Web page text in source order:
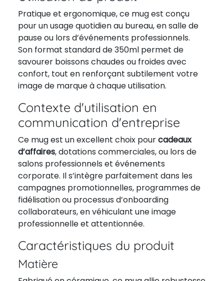
Pratique et ergonomique, ce mug est conçu
pour un usage quotidien au bureau, en salle de
pause ou lors d’événements professionnels.
Son format standard de 350ml permet de
savourer boissons chaudes ou froides avec
confort, tout en renforçant subtilement votre
image de marque à chaque utilisation.
Contexte d'utilisation en
communication d'entreprise
Ce mug est un excellent choix pourcadeaux
d’affaires, dotations commerciales, ou lors de
salons professionnels et événements
corporate. Il s’intègre parfaitement dans les
campagnes promotionnelles, programmes de
fidélisation ou processus d’onboarding
collaborateurs, en véhiculant une image
professionnelle et attentionnée.
Caractéristiques du produit
Matière